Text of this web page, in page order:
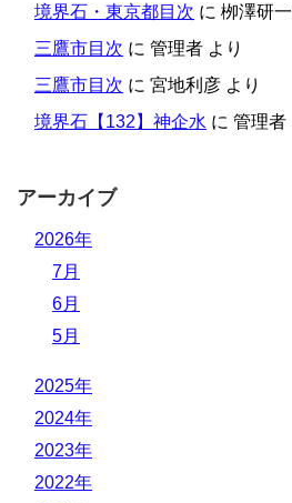
境界石・東京都目次 に 栁澤研一
三鷹市目次 に 管理者 より
三鷹市目次 に 宮地利彦 より
境界石【132】神企水 に 管理者
アーカイブ
2026年
7月
6月
5月
2025年
2024年
2023年
2022年